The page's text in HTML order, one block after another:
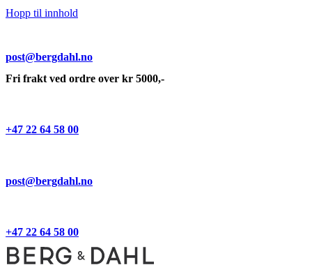
Hopp til innhold
post@bergdahl.no
Fri frakt ved ordre over kr 5000,-
+47 22 64 58 00
post@bergdahl.no
+47 22 64 58 00